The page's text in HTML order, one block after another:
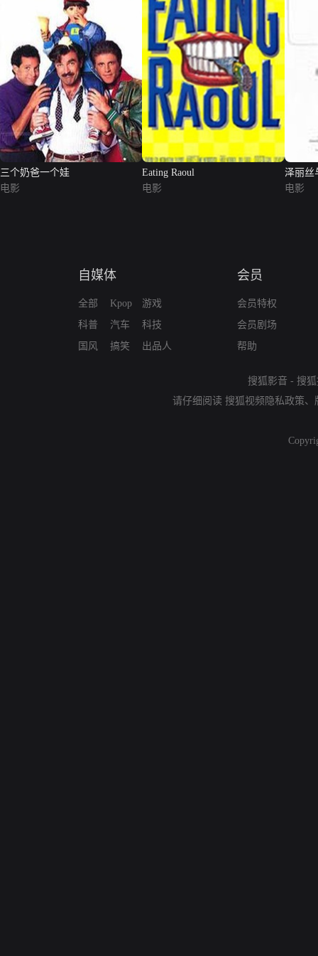
三个奶爸一个娃
电影
Eating Raoul
电影
泽丽丝
电影
自媒体
全部
科普
国风
Kpop
汽车
搞笑
游戏
科技
出品人
会员
会员特权
会员剧场
帮助
搜狐影音 - 搜
请仔细阅读 搜狐视频隐私政策、